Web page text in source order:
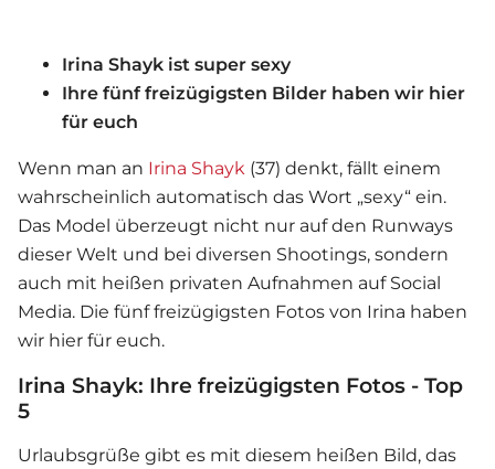
Irina Shayk ist super sexy
Ihre fünf freizügigsten Bilder haben wir hier
für euch
Wenn man an Irina Shayk (37) denkt, fällt einem
wahrscheinlich automatisch das Wort „sexy“ ein.
Das Model überzeugt nicht nur auf den Runways
dieser Welt und bei diversen Shootings, sondern
auch mit heißen privaten Aufnahmen auf Social
Media. Die fünf freizügigsten Fotos von Irina haben
wir hier für euch.
Irina Shayk: Ihre freizügigsten Fotos - Top
5
Urlaubsgrüße gibt es mit diesem heißen Bild, das